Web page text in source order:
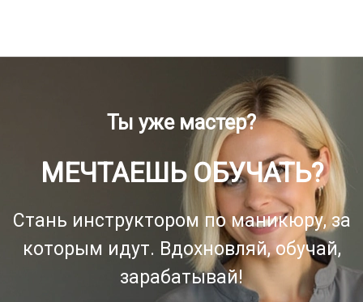
Ты уже мастер?
МЕЧТАЕШЬ ОБУЧАТЬ?
Стань инструктором по маникюру, за
которым идут. Вдохновляй, обучай,
зарабатывай!